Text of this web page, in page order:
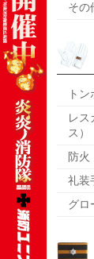
その
ト
レス
ス）
防火
礼装
グロ